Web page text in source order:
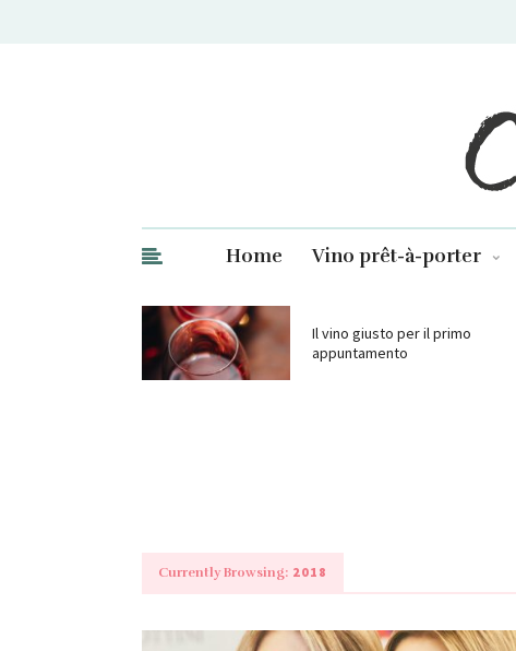
Home Vino prêt-à-porter
Il vino giusto per il primo
appuntamento
Currently Browsing: 2018